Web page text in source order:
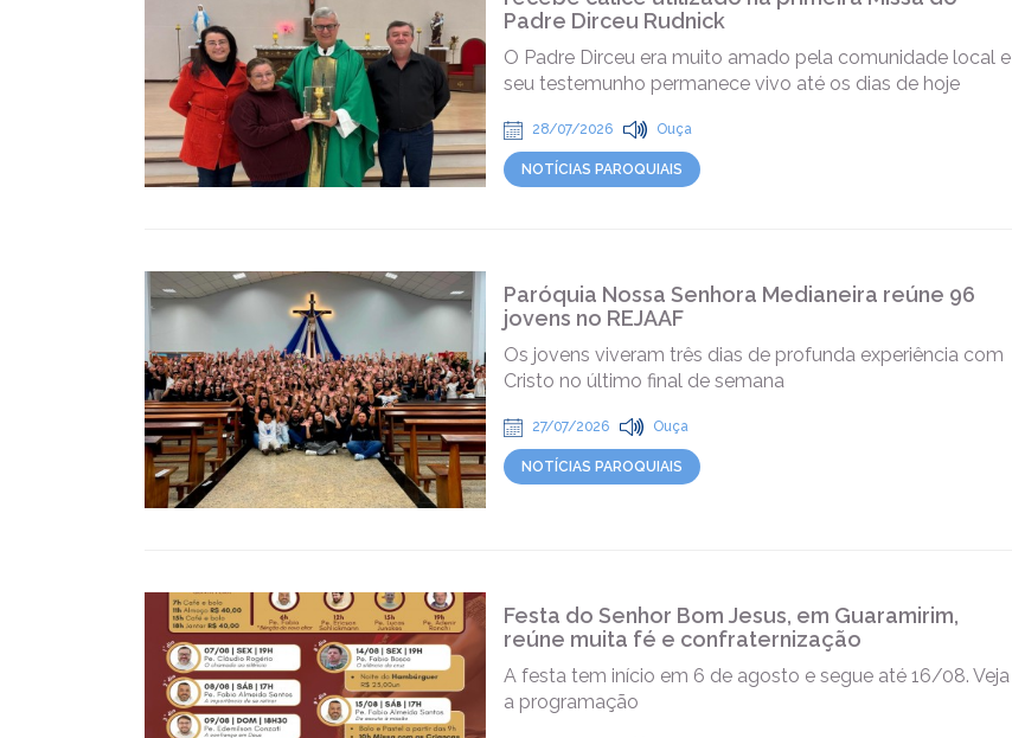
Padre Dirceu Rudnick
O Padre Dirceu era muito amado pela comunidade local e
seu testemunho permanece vivo até os dias de hoje
28/07/2026 Ouça
NOTÍCIAS PAROQUIAIS
Paróquia Nossa Senhora Medianeira reúne 96
jovens no REJAAF
Os jovens viveram três dias de profunda experiência com
Cristo no último final de semana
27/07/2026 Ouça
NOTÍCIAS PAROQUIAIS
Festa do Senhor Bom Jesus, em Guaramirim,
reúne muita fé e confraternização
A festa tem início em 6 de agosto e segue até 16/08. Veja
a programação